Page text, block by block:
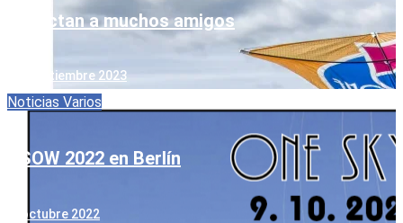
conectan a muchos amigos
15. septiembre 2023
Noticias Varios
OSOW 2022 en Berlín
9. octubre 2022